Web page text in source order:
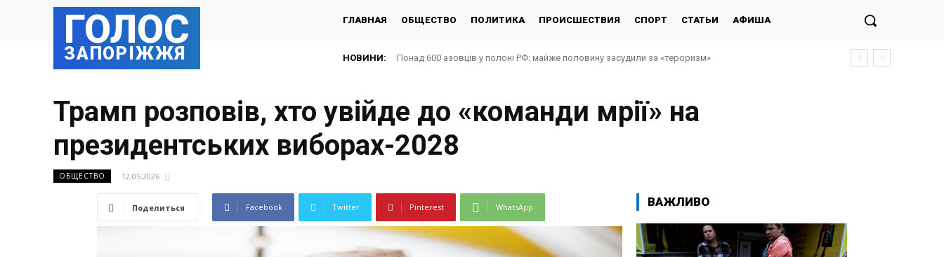
ГОЛОС
ЗАПОРІЖЖЯ
ГЛАВНАЯ ОБЩЕСТВО ПОЛИТИКА ПРОИСШЕСТВИЯ СПОРТ СТАТЬИ АФИША
НОВИНИ: Понад 600 азовців у полоні РФ: майже половину засудили за «тероризм»
Трамп розповів, хто увійде до «команди мрії» на
президентських виборах-2028
ОБЩЕСТВО 12.05.2026
Поделиться Facebook Twitter Pinterest WhatsApp ВАЖЛИВО